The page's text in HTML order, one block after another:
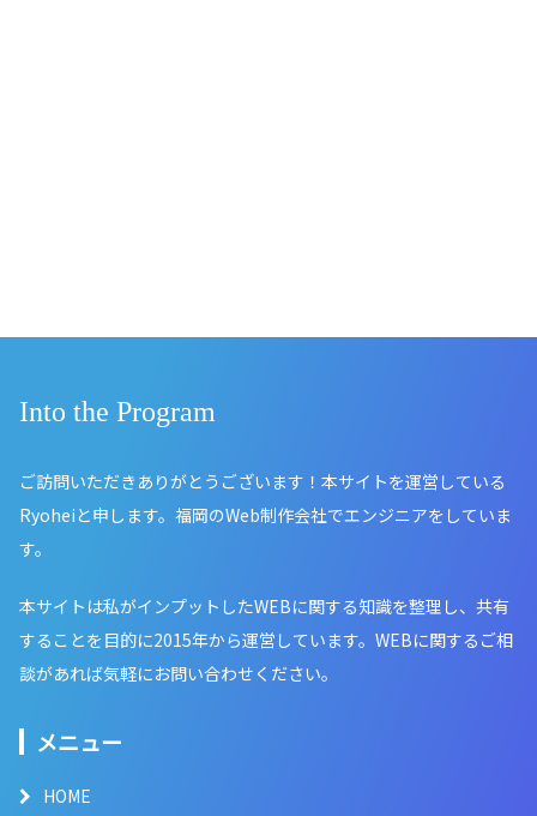
Into the Program
ご訪問いただきありがとうございます！本サイトを運営している
Ryoheiと申します。福岡のWeb制作会社でエンジニアをしていま
す。
本サイトは私がインプットしたWEBに関する知識を整理し、共有
することを目的に2015年から運営しています。WEBに関するご相
談があれば気軽にお問い合わせください。
メニュー
HOME